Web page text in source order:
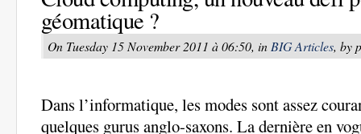
géomatique ?
On Tuesday 15 November 2011 à 06:50, in BIG Articles, by
Dans l’informatique, les modes sont assez
quelques gurus anglo-saxons. La dernière en